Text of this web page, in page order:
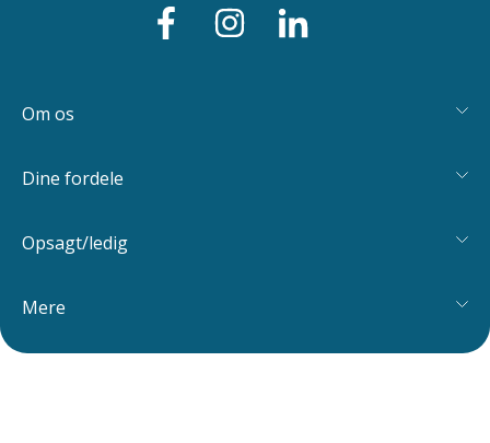
Om os
Dine fordele
Opsagt/ledig
Mere